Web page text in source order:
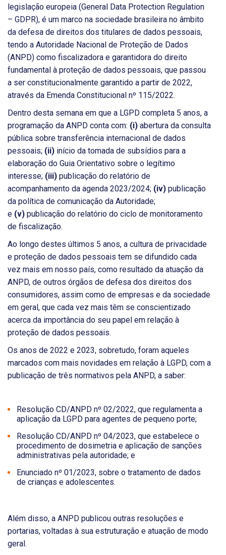
legislação europeia (General Data Protection Regulation
– GDPR), é um marco na sociedade brasileira no âmbito
da defesa de direitos dos titulares de dados pessoais,
tendo a Autoridade Nacional de Proteção de Dados
(ANPD) como fiscalizadora e garantidora do direito
fundamental à proteção de dados pessoais, que passou
a ser constitucionalmente garantido a partir de 2022,
através da Emenda Constitucional nº 115/2022.
Dentro desta semana em que a LGPD completa 5 anos, a
programação da ANPD conta com: (i) abertura da consulta
pública sobre transferência internacional de dados
pessoais; (ii) início da tomada de subsídios para a
elaboração do Guia Orientativo sobre o legítimo
interesse; (iii) publicação do relatório de
acompanhamento da agenda 2023/2024; (iv) publicação
da política de comunicação da Autoridade;
e (v) publicação do relatório do ciclo de monitoramento
de fiscalização.
Ao longo destes últimos 5 anos, a cultura de privacidade
e proteção de dados pessoais tem se difundido cada
vez mais em nosso país, como resultado da atuação da
ANPD, de outros órgãos de defesa dos direitos dos
consumidores, assim como de empresas e da sociedade
em geral, que cada vez mais têm se conscientizado
acerca da importância do seu papel em relação à
proteção de dados pessoais.
Os anos de 2022 e 2023, sobretudo, foram aqueles
marcados com mais novidades em relação à LGPD, com a
publicação de três normativos pela ANPD, a saber:
Resolução CD/ANPD nº 02/2022, que regulamenta a
aplicação da LGPD para agentes de pequeno porte;
Resolução CD/ANPD nº 04/2023, que estabelece o
procedimento de dosimetria e aplicação de sanções
administrativas pela autoridade; e
Enunciado nº 01/2023, sobre o tratamento de dados
de crianças e adolescentes.
Além disso, a ANPD publicou outras resoluções e
portarias, voltadas à sua estruturação e atuação de modo
geral.